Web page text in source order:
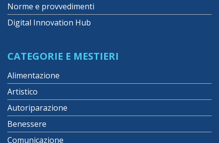
Norme e provvedimenti
Digital Innovation Hub
CATEGORIE E MESTIERI
Alimentazione
Artistico
Autoriparazione
Benessere
Comunicazione